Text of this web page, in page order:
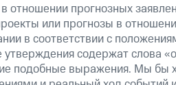
отношении прогнозных
или прогнозы в
в соответствии с
утверждения содержат слова
подобные выражения. Мы бы